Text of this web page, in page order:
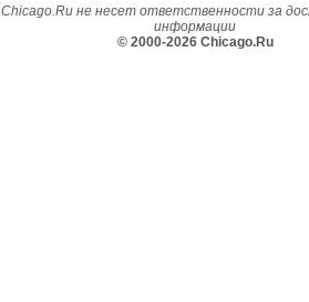
Chicago.Ru не несет ответственности за
информации
© 2000-2026 Chicago.Ru